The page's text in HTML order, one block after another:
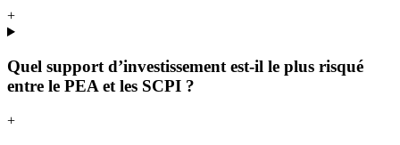
+
Quel support d’investissement est-il le plus risqué
entre le PEA et les SCPI ?
+